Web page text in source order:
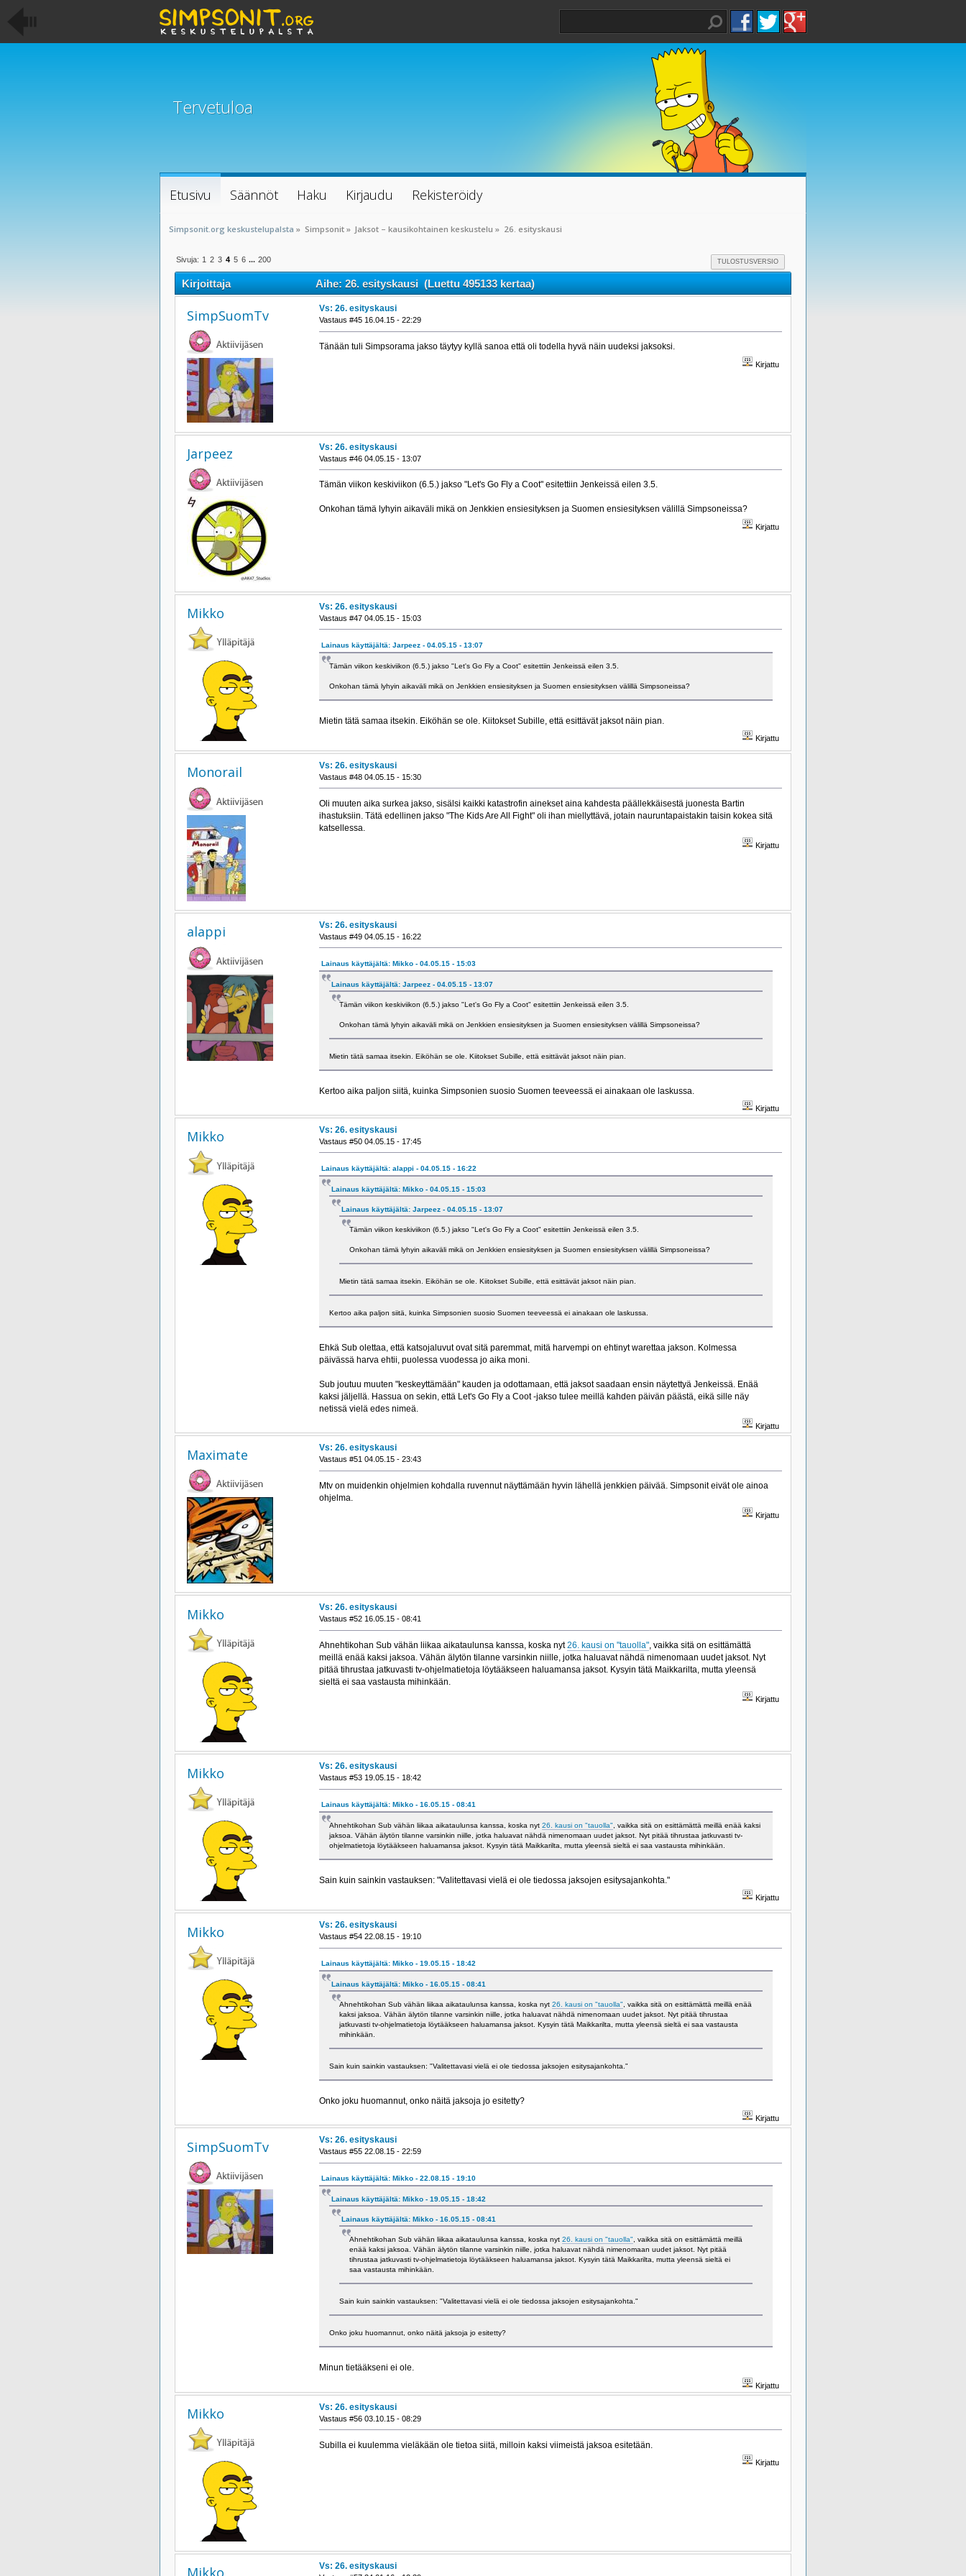
Tervetuloa
Etusivu Säännöt Haku Kirjaudu Rekisteröidy
Simpsonit.org keskustelupalsta » Simpsonit» Jaksot – kausikohtainen keskustelu » 26. esityskausi
TULOSTUSVERSIO
Sivuja: 1 2 3 4 5 6 ... 200
Kirjoittaja Aihe: 26. esityskausi (Luettu 495133 kertaa)
SimpSuomTv Vs: 26. esityskausi
Vastaus #45 16.04.15 - 22:29
Tänään tuli Simpsorama jakso täytyy kyllä sanoa että oli todella hyvä näin uudeksi jaksoksi.
Kirjattu
Jarpeez Vs: 26. esityskausi
Vastaus #46 04.05.15 - 13:07
Tämän viikon keskiviikon (6.5.) jakso "Let's Go Fly a Coot" esitettiin Jenkeissä eilen 3.5.
Onkohan tämä lyhyin aikaväli mikä on Jenkkien ensiesityksen ja Suomen ensiesityksen välillä Simpsoneissa?
Kirjattu
Mikko Vs: 26. esityskausi
Vastaus #47 04.05.15 - 15:03
Lainaus käyttäjältä: Jarpeez - 04.05.15 - 13:07
Tämän viikon keskiviikon (6.5.) jakso "Let's Go Fly a Coot" esitettiin Jenkeissä eilen 3.5.
Onkohan tämä lyhyin aikaväli mikä on Jenkkien ensiesityksen ja Suomen ensiesityksen välillä Simpsoneissa?
Mietin tätä samaa itsekin. Eiköhän se ole. Kiitokset Subille, että esittävät jaksot näin pian.
Kirjattu
Monorail Vs: 26. esityskausi
Vastaus #48 04.05.15 - 15:30
Oli muuten aika surkea jakso, sisälsi kaikki katastrofin ainekset aina kahdesta päällekkäisestä juonesta Bartin
ihastuksiin. Tätä edellinen jakso "The Kids Are All Fight" oli ihan miellyttävä, jotain nauruntapaistakin taisin kokea sitä
katsellessa.
Kirjattu
alappi Vs: 26. esityskausi
Vastaus #49 04.05.15 - 16:22
Lainaus käyttäjältä: Mikko - 04.05.15 - 15:03
Lainaus käyttäjältä: Jarpeez - 04.05.15 - 13:07
Tämän viikon keskiviikon (6.5.) jakso "Let's Go Fly a Coot" esitettiin Jenkeissä eilen 3.5.
Onkohan tämä lyhyin aikaväli mikä on Jenkkien ensiesityksen ja Suomen ensiesityksen välillä Simpsoneissa?
Mietin tätä samaa itsekin. Eiköhän se ole. Kiitokset Subille, että esittävät jaksot näin pian.
Kertoo aika paljon siitä, kuinka Simpsonien suosio Suomen teeveessä ei ainakaan ole laskussa.
Kirjattu
Mikko Vs: 26. esityskausi
Vastaus #50 04.05.15 - 17:45
Lainaus käyttäjältä: alappi - 04.05.15 - 16:22
Lainaus käyttäjältä: Mikko - 04.05.15 - 15:03
Lainaus käyttäjältä: Jarpeez - 04.05.15 - 13:07
Tämän viikon keskiviikon (6.5.) jakso "Let's Go Fly a Coot" esitettiin Jenkeissä eilen 3.5.
Onkohan tämä lyhyin aikaväli mikä on Jenkkien ensiesityksen ja Suomen ensiesityksen välillä Simpsoneissa?
Mietin tätä samaa itsekin. Eiköhän se ole. Kiitokset Subille, että esittävät jaksot näin pian.
Kertoo aika paljon siitä, kuinka Simpsonien suosio Suomen teeveessä ei ainakaan ole laskussa.
Ehkä Sub olettaa, että katsojaluvut ovat sitä paremmat, mitä harvempi on ehtinyt warettaa jakson. Kolmessa
päivässä harva ehtii, puolessa vuodessa jo aika moni.
Sub joutuu muuten "keskeyttämään" kauden ja odottamaan, että jaksot saadaan ensin näytettyä Jenkeissä. Enää
kaksi jäljellä. Hassua on sekin, että Let's Go Fly a Coot -jakso tulee meillä kahden päivän päästä, eikä sille näy
netissä vielä edes nimeä.
Kirjattu
Maximate Vs: 26. esityskausi
Vastaus #51 04.05.15 - 23:43
Mtv on muidenkin ohjelmien kohdalla ruvennut näyttämään hyvin lähellä jenkkien päivää. Simpsonit eivät ole ainoa
ohjelma.
Kirjattu
Mikko Vs: 26. esityskausi
Vastaus #52 16.05.15 - 08:41
Ahnehtikohan Sub vähän liikaa aikataulunsa kanssa, koska nyt26. kausi on "tauolla", vaikka sitä on esittämättä
meillä enää kaksi jaksoa. Vähän älytön tilanne varsinkin niille, jotka haluavat nähdä nimenomaan uudet jaksot. Nyt
pitää tihrustaa jatkuvasti tv-ohjelmatietoja löytääkseen haluamansa jaksot. Kysyin tätä Maikkarilta, mutta yleensä
sieltä ei saa vastausta mihinkään.
Kirjattu
Mikko Vs: 26. esityskausi
Vastaus #53 19.05.15 - 18:42
Lainaus käyttäjältä: Mikko - 16.05.15 - 08:41
Ahnehtikohan Sub vähän liikaa aikataulunsa kanssa, koska nyt 26. kausi on "tauolla" , vaikka sitä on esittämättä meillä enää kaksi
jaksoa. Vähän älytön tilanne varsinkin niille, jotka haluavat nähdä nimenomaan uudet jaksot. Nyt pitää tihrustaa jatkuvasti tv-
ohjelmatietoja löytääkseen haluamansa jaksot. Kysyin tätä Maikkarilta, mutta yleensä sieltä ei saa vastausta mihinkään.
Sain kuin sainkin vastauksen: "Valitettavasi vielä ei ole tiedossa jaksojen esitysajankohta."
Kirjattu
Mikko Vs: 26. esityskausi
Vastaus #54 22.08.15 - 19:10
Lainaus käyttäjältä: Mikko - 19.05.15 - 18:42
Lainaus käyttäjältä: Mikko - 16.05.15 - 08:41
Ahnehtikohan Sub vähän liikaa aikataulunsa kanssa, koska nyt 26. kausi on "tauolla" , vaikka sitä on esittämättä meillä enää
kaksi jaksoa. Vähän älytön tilanne varsinkin niille, jotka haluavat nähdä nimenomaan uudet jaksot. Nyt pitää tihrustaa
jatkuvasti tv-ohjelmatietoja löytääkseen haluamansa jaksot. Kysyin tätä Maikkarilta, mutta yleensä sieltä ei saa vastausta
mihinkään.
Sain kuin sainkin vastauksen: "Valitettavasi vielä ei ole tiedossa jaksojen esitysajankohta."
Onko joku huomannut, onko näitä jaksoja jo esitetty?
Kirjattu
SimpSuomTv Vs: 26. esityskausi
Vastaus #55 22.08.15 - 22:59
Lainaus käyttäjältä: Mikko - 22.08.15 - 19:10
Lainaus käyttäjältä: Mikko - 19.05.15 - 18:42
Lainaus käyttäjältä: Mikko - 16.05.15 - 08:41
Ahnehtikohan Sub vähän liikaa aikataulunsa kanssa, koska nyt 26. kausi on "tauolla", vaikka sitä on esittämättä meillä
enää kaksi jaksoa. Vähän älytön tilanne varsinkin niille, jotka haluavat nähdä nimenomaan uudet jaksot. Nyt pitää
tihrustaa jatkuvasti tv-ohjelmatietoja löytääkseen haluamansa jaksot. Kysyin tätä Maikkarilta, mutta yleensä sieltä ei
saa vastausta mihinkään.
Sain kuin sainkin vastauksen: "Valitettavasi vielä ei ole tiedossa jaksojen esitysajankohta."
Onko joku huomannut, onko näitä jaksoja jo esitetty?
Minun tietääkseni ei ole.
Kirjattu
Mikko Vs: 26. esityskausi
Vastaus #56 03.10.15 - 08:29
Subilla ei kuulemma vieläkään ole tietoa siitä, milloin kaksi viimeistä jaksoa esitetään.
Kirjattu
Vs: 26. esityskausi